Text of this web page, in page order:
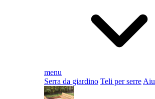
menu
Serra da giardino Teli per serre